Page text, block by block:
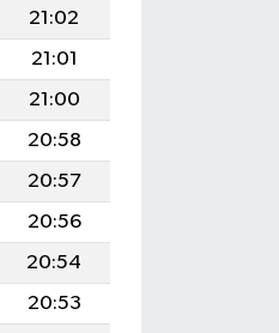
21:02
21:01
21:00
20:58
20:57
20:56
20:54
20:53